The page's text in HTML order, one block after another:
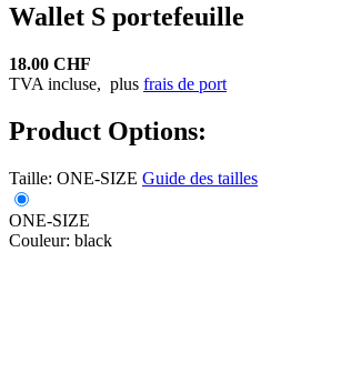
Wallet S portefeuille
18.00 CHF
TVA incluse, plus frais de port
Product Options:
Taille: ONE-SIZE Guide des tailles
ONE-SIZE
Couleur: black